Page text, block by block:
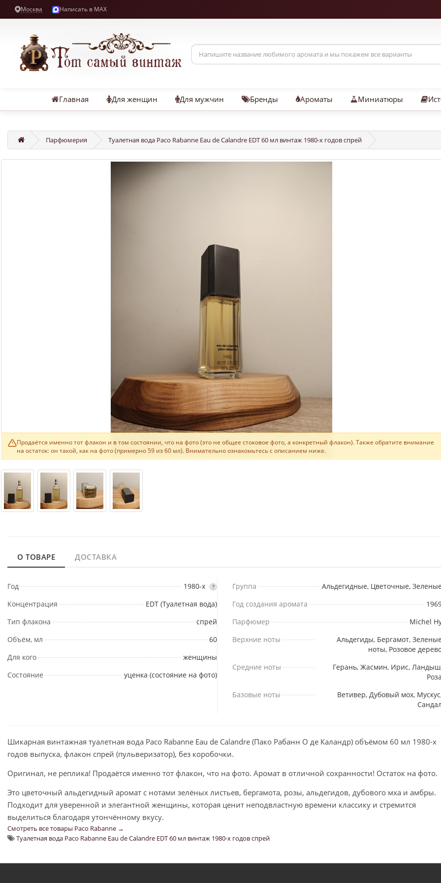
Москва Написать в MAX
Главная Для женщин Для мужчин Бренды Ароматы Миниатюры
Парфюмерия Туалетная вода Paco Rabanne Eau de Calandre EDT 60 мл винтаж 1980-х годов спрей
Продаётся именно тот флакон и в том состоянии, что на фото (это не общее стоковое фото, а конкретный флакон). Также обратите внимание
на остаток: он такой, как на фото (примерно 59 из 60 мл). Внимательно ознакомьтесь с описанием ниже.
О ТОВАРЕ ДОСТАВКА
Год 1980-х ?
Концентрация
EDT (Туалетная вода)
Тип флакона
спрей
Объём, мл
60
Для кого
женщины
Состояние
уценка (состояние на фото)
Группа
Альдегидные, Цветочные, Зеленые
Год создания аромата
Парфюмер
Michel
Верхние ноты
Альдегиды, Бергамот, Зеленые
ноты, Розовое
Средние ноты
Герань, Жасмин, Ирис,
Роза
Базовые ноты
Ветивер, Дубовый мох,
Сандал
Шикарная винтажная туалетная вода Paco Rabanne Eau de Calandre (Пако Рабанн О де Каландр) объёмом 60 мл 1980-х
годов выпуска, флакон спрей (пульверизатор), без коробочки.
Оригинал, не реплика! Продаётся именно тот флакон, что на фото. Аромат в отличной сохранности! Остаток на фото.
Это цветочный альдегидный аромат с нотами зелёных листьев, бергамота, розы, альдегидов, дубового мха и амбры.
Подходит для уверенной и элегантной женщины, которая ценит неподвластную времени классику и стремится
выделиться благодаря утончённому вкусу.
Смотреть все товары Paco Rabanne →
Туалетная вода Paco Rabanne Eau de Calandre EDT 60 мл винтаж 1980-х годов спрей